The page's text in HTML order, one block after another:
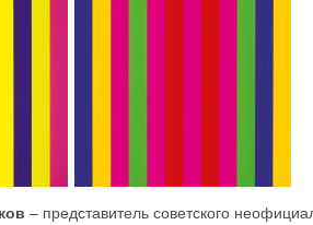
– представитель советского